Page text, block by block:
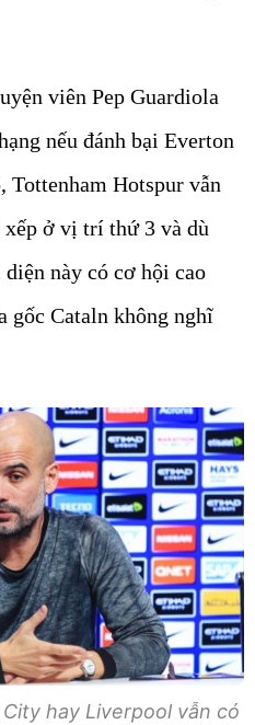
viên Pep Guardiola
nếu đánh bại Everton
Hotspur vẫn
ở vị trí thứ 3 và dù
này có cơ hội cao
gốc Cataln không nghĩ
hay Liverpool vẫn có